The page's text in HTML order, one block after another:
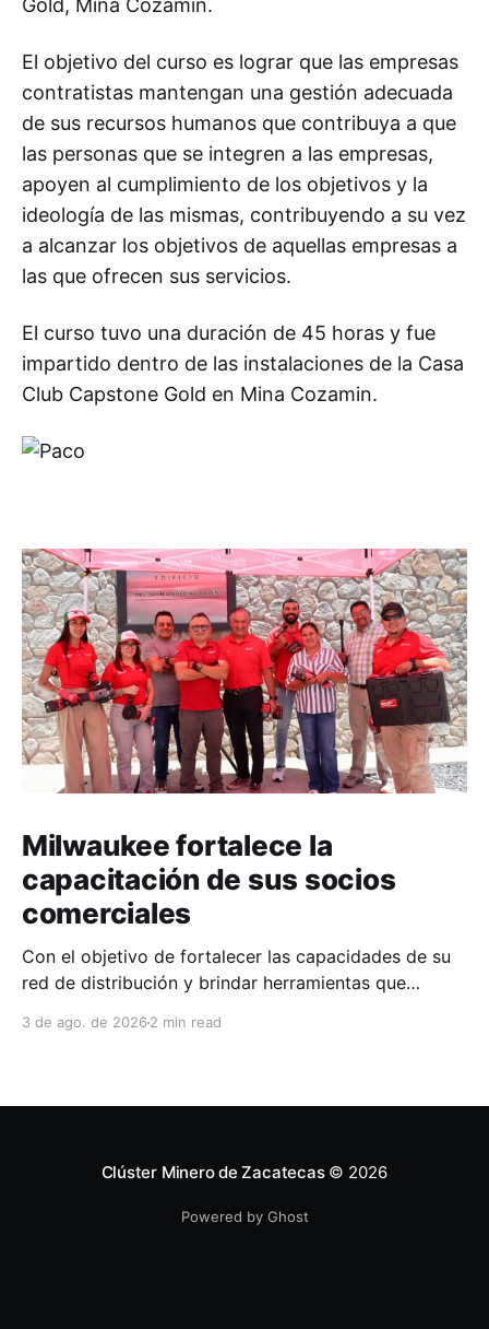
Gold, Mina Cozamin.
El objetivo del curso es lograr que las empresas
contratistas mantengan una gestión adecuada
de sus recursos humanos que contribuya a que
las personas que se integren a las empresas,
apoyen al cumplimiento de los objetivos y la
ideología de las mismas, contribuyendo a su vez
a alcanzar los objetivos de aquellas empresas a
las que ofrecen sus servicios.
El curso tuvo una duración de 45 horas y fue
impartido dentro de las instalaciones de la Casa
Club Capstone Gold en Mina Cozamin.
Milwaukee fortalece la
capacitación de sus socios
comerciales
Con el objetivo de fortalecer las capacidades de su
red de distribución y brindar herramientas que
técnico, Milwaukee llevó a cabo una capacitación
3 de ago. de 2026 2 min read
Clúster Minero de Zacatecas© 2026
Powered by Ghost